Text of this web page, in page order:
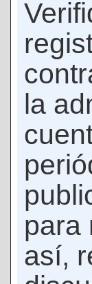
la
para
así,